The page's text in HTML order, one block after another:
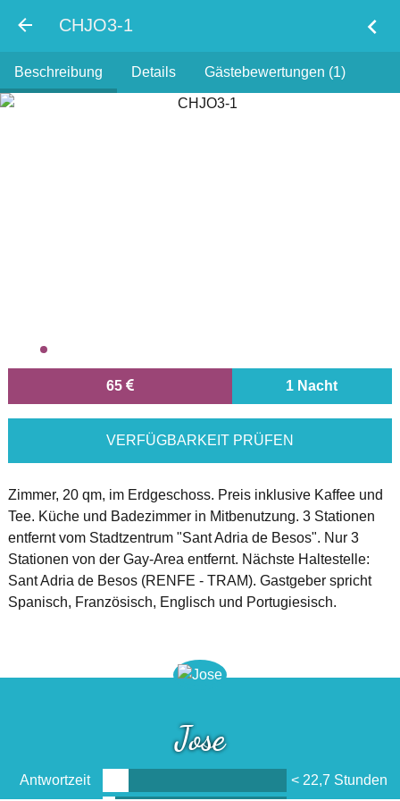
CHJO3-1 chevron_left
Beschreibung Details Gästebewertungen (1)
65 1 Nacht
VERFÜGBARKEIT PRÜFEN
Zimmer, 20 qm, im Erdgeschoss. Preis inklusive Kaffee und
Tee. Küche und Badezimmer in Mitbenutzung. 3 Stationen
entfernt vom Stadtzentrum "Sant Adria de Besos". Nur 3
Stationen von der Gay-Area entfernt. Nächste Haltestelle:
Sant Adria de Besos (RENFE - TRAM). Gastgeber spricht
Spanisch, Französisch, Englisch und Portugiesisch.
Jose
Antwortzeit
< 22,7 Stunden